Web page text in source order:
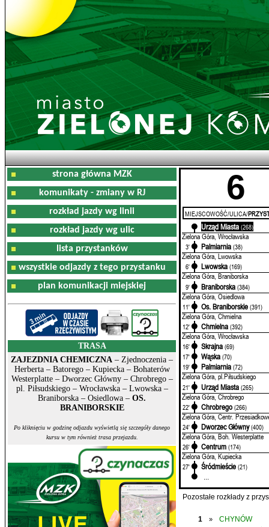
strona główna MZK
komunikaty - zmiany w RJ
rozkład jazdy wg linii
rozkład jazdy wg ulic
lista przystanków
wszystkie odjazdy z tego przystanku
plan komunikacji miejskiej
TRASA
ZAJEZDNIA CHEMICZNA – Zjednoczenia –
Herberta – Batorego – Kupiecka – Bohaterów
Westerplatte – Dworzec Główny – Chrobrego –
pl. Piłsudskiego – Wrocławska – Lwowska –
Braniborska – Osiedlowa – OS.
BRANIBORSKIE
Po kliknięciu w godzinę odjazdu wyświetlą się szczegóły danego
kursu w tym również trasa przejazdu.
6
MIEJSCOWOŚĆ/ULICA/
Urząd Miasta (268)
Zielona Góra, Wrocławska
3' Palmiarnia (38)
Zielona Góra, Lwowska
6' Lwowska (169)
Zielona Góra, Braniborska
9' Braniborska (384)
Zielona Góra, Osiedlowa
11' Os. Braniborskie (391)
Zielona Góra, Chmielna
12' Chmielna (392)
Zielona Góra, Wrocławska
16' Skrajna (69)
17'
Wąska (70)
19'
Palmiarnia (72)
Zielona Góra, pl.Piłsudskiego
21' Urząd Miasta (265)
Zielona Góra, Chrobrego
22' Chrobrego (266)
Zielona Góra, Centr.
24' Dworzec Główny (400)
Zielona Góra, Boh. Westerplatte
26' Centrum (174)
Zielona Góra, Kupiecka
27' Śródmieście (21)
...
Pozostałe rozkłady z
1 » CHYNÓW